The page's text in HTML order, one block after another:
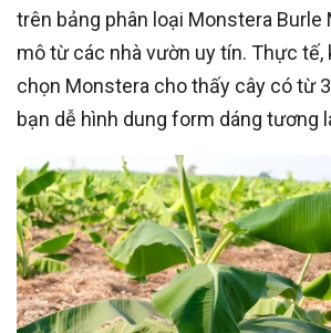
trên bảng phân loại Monstera Burle
mô từ các nhà vườn uy tín. Thực tế,
chọn Monstera cho thấy cây có từ
bạn dễ hình dung form dáng tương